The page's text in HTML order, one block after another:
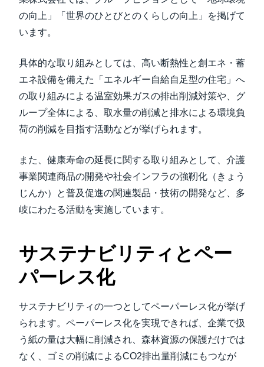
の向上」「世界のひとびとのくらしの向上」を掲げて
います。
具体的な取り組みとしては、高い断熱性と創エネ・蓄
エネ設備を備えた「エネルギー自給自足型の住宅」へ
の取り組みによる温室効果ガスの排出削減対策や、グ
ループ全体による、取水量の削減と排水による環境負
荷の削減を目指す活動などが挙げられます。
また、健康寿命の延長に関する取り組みとして、介護
事業関連商品の開発や社会インフラの強靭化（きょう
じんか）と普及促進の関連製品・技術の開発など、多
岐にわたる活動を実施しています。
サステナビリティとペー
パーレス化
サステナビリティの一つとしてペーパーレス化が挙げ
られます。ペーパーレス化を実現できれば、企業で扱
う紙の量は大幅に削減され、森林資源の保護だけでは
なく、ゴミの削減によるCO2排出量削減にもつなが